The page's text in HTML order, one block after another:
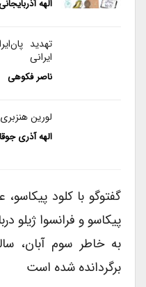
الهه آذربایجانی
تهدید
ایرانی
ناصر فکوهی
لورین
الهه آذری
گفتوگو با کلود پیکاسو،
پیکاسو و فرانسوا ژیلو
به خاطر سوم آبان،
برگردانده شده است